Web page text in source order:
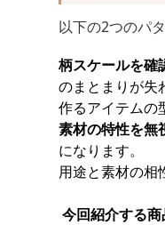
以下の2つのパ
柄スケールを確
のまとまりが失
作るアイテムの
素材の特性を無
になります。
用途と素材の相
今回紹介する